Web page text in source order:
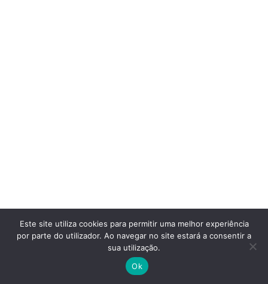
Este site utiliza cookies para permitir uma melhor experiência
por parte do utilizador. Ao navegar no site estará a consentir a
sua utilização.
Ok